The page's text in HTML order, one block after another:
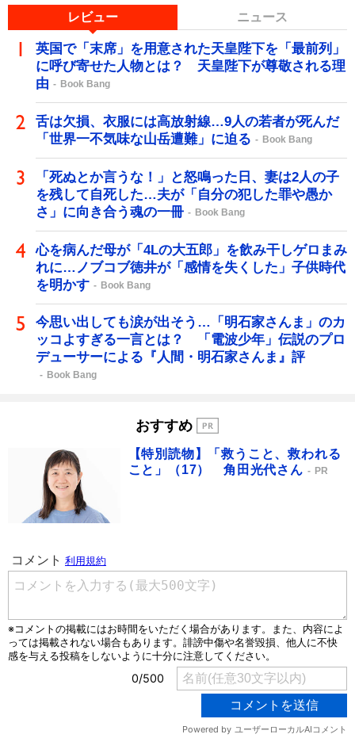
レビュー ニュース
英国で「末席」を用意された天皇陛下を「最前列」
に呼び寄せた人物とは？ 天皇陛下が尊敬される理
由
Book Bang
舌は欠損、衣服には高放射線…9人の若者が死んだ
「世界一不気味な山岳遭難」に迫る
Book Bang
「死ぬとか言うな！」と怒鳴った日、妻は2人の子
を残して自死した…夫が「自分の犯した罪や愚か
さ」に向き合う魂の一冊
Book Bang
心を病んだ母が「4Lの大五郎」を飲み干しゲロまみ
れに…ノブコブ徳井が「感情を失くした」子供時代
を明かす
Book Bang
今思い出しても涙が出そう…「明石家さんま」のカ
ッコよすぎる一言とは？ 「電波少年」伝説のプロ
デューサーによる『人間・明石家さんま』評
Book Bang
おすすめ
【特別読物】「救うこと、救われる
こと」（17） 角田光代さん
PR